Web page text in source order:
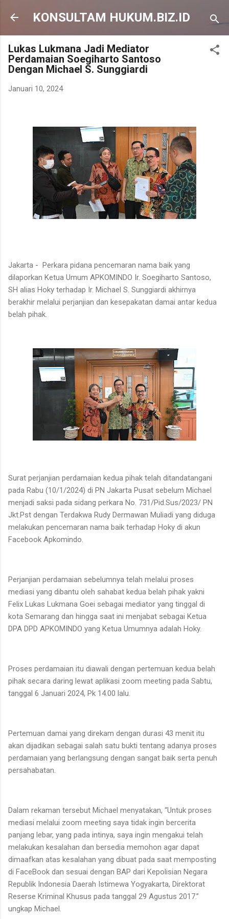
Langsung ke konten utama
KONSULTAM HUKUM.BIZ.ID
Lukas Lukmana Jadi Mediator
Perdamaian Soegiharto Santoso
Dengan Michael S. Sunggiardi
Januari 10, 2024
Jakarta - Perkara pidana pencemaran nama baik yang
dilaporkan Ketua Umum APKOMINDO Ir. Soegiharto Santoso,
SH alias Hoky terhadap Ir. Michael S. Sunggiardi akhirnya
berakhir melalui perjanjian dan kesepakatan damai antar kedua
belah pihak.
Surat perjanjian perdamaian kedua pihak telah ditandatangani
pada Rabu (10/1/2024) di PN Jakarta Pusat sebelum Michael
menjadi saksi pada sidang perkara No. 731/Pid.Sus/2023/ PN
Jkt.Pst dengan Terdakwa Rudy Dermawan Muliadi yang diduga
melakukan pencemaran nama baik terhadap Hoky di akun
Facebook Apkomindo.
Perjanjian perdamaian sebelumnya telah melalui proses
mediasi yang dibantu oleh sahabat kedua belah pihak yakni
Felix Lukas Lukmana Goei sebagai mediator yang tinggal di
kota Semarang dan hingga saat ini menjabat sebagai Ketua
DPA DPD APKOMINDO yang Ketua Umumnya adalah Hoky.
Proses perdamaian itu diawali dengan pertemuan kedua belah
pihak secara daring lewat aplikasi zoom meeting pada Sabtu,
tanggal 6 Januari 2024, Pk 14.00 lalu.
Pertemuan damai yang direkam dengan durasi 43 menit itu
akan dijadikan sebagai salah satu bukti tentang adanya proses
perdamaian yang berlangsung dengan sangat baik serta penuh
persahabatan.
Dalam rekaman tersebut Michael menyatakan, “Untuk proses
mediasi melalui zoom meeting saya tidak ingin bercerita
panjang lebar, yang pada intinya, saya ingin mengakui telah
melakukan kesalahan dan bersedia memohon agar dapat
dimaafkan atas kesalahan yang dibuat pada saat memposting
di FaceBook dan sesuai dengan BAP dari Kepolisian Negara
Republik Indonesia Daerah Istimewa Yogyakarta, Direktorat
Reserse Kriminal Khusus pada tanggal 29 Agustus 2017.”
ungkap Michael.